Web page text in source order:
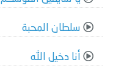
سلطان المحبة
أنا دخيل الله